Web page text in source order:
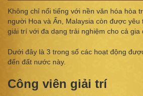
Không chỉ nổi tiếng với nền văn hóa hòa
người Hoa và Ấn, Malaysia còn được yêu
giải trí với đa dạng trải nghiệm cho cả gia
Dưới đây là 3 trong số các hoạt động
đến đất nước này.
Công viên giải trí